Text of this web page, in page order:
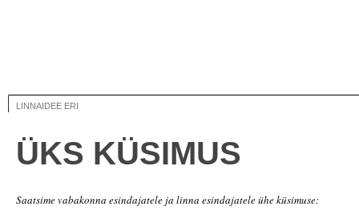
LINNAIDEE ERI
ÜKS KÜSIMUS
Saatsime vabakonna esindajatele ja linna esindajatele ühe küsimuse: